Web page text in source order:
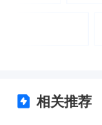
相关推荐